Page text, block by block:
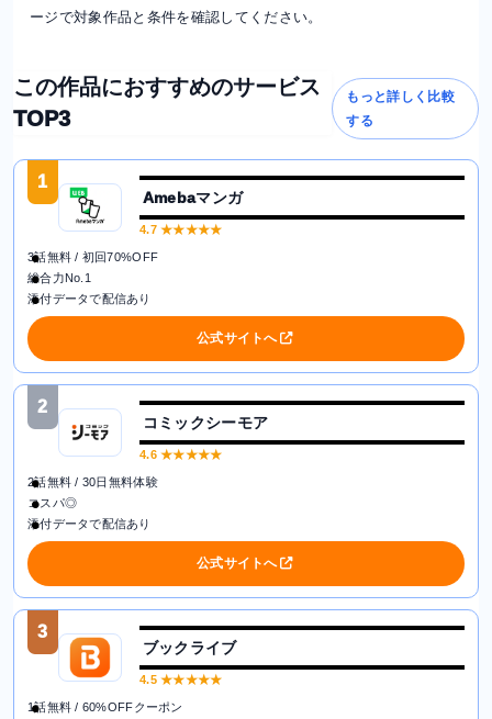
ージで対象作品と条件を確認してください。
この作品におすすめのサービス
TOP3
もっと詳しく比較
する
1
Amebaマンガ
4.7★★★★★
3話無料 / 初回70%OFF
総合力No.1
添付データで配信あり
公式サイトへ
2
コミックシーモア
4.6★★★★★
2話無料 / 30日無料体験
コスパ◎
添付データで配信あり
公式サイトへ
3
ブックライブ
4.5★★★★★
1話無料 / 60%OFFクーポン